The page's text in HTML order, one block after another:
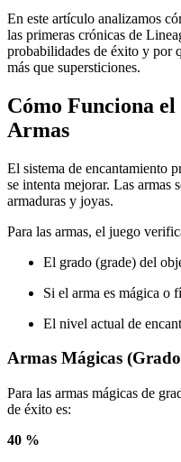
En este artículo analizamos
las primeras crónicas de
probabilidades de éxito y por
más que supersticiones.
Cómo Funciona
Armas
El sistema de encantamiento
se intenta mejorar. Las armas
armaduras y joyas.
Para las armas, el juego
El grado (grade) del
Si el arma es mágica o
El nivel actual de
Armas Mágicas
Para las armas mágicas de
de éxito es:
40 %